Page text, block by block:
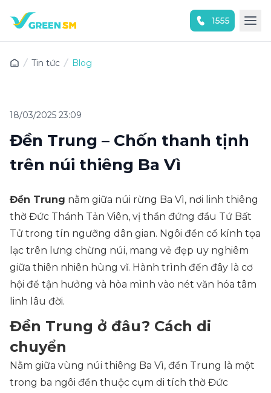
1555
Tin tức Blog
18/03/2025 23:09
Đền Trung – Chốn thanh tịnh
trên núi thiêng Ba Vì
Đền Trung nằm giữa núi rừng Ba Vì, nơi linh thiêng
thờ Đức Thánh Tản Viên, vị thần đứng đầu Tứ Bất
Tử trong tín ngưỡng dân gian. Ngôi đền cổ kính tọa
lạc trên lưng chừng núi, mang vẻ đẹp uy nghiêm
giữa thiên nhiên hùng vĩ. Hành trình đến đây là cơ
hội để tận hưởng và hòa mình vào nét văn hóa tâm
linh lâu đời.
Đền Trung ở đâu? Cách di
chuyển
Nằm giữa vùng núi thiêng Ba Vì, đền Trung là một
trong ba ngôi đền thuộc cụm di tích thờ Đức